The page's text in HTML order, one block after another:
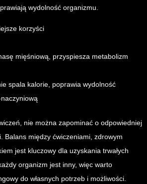
wydolność organizmu.
korzyści
mięśniową, przyspiesza metabolizm
spala kalorie, poprawia wydolność
nie można zapominać o odpowiedniej
Balans między ćwiczeniami, zdrowym
jest kluczowy dla uzyskania trwałych
organizm jest inny, więc warto
do własnych potrzeb i możliwości.